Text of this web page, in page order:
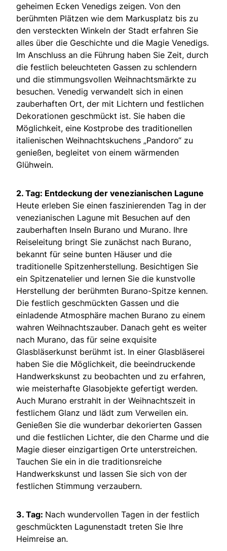
geheimen Ecken Venedigs zeigen. Von den
berühmten Plätzen wie dem Markusplatz bis zu
den versteckten Winkeln der Stadt erfahren Sie
alles über die Geschichte und die Magie Venedigs.
Im Anschluss an die Führung haben Sie Zeit, durch
die festlich beleuchteten Gassen zu schlendern
und die stimmungsvollen Weihnachtsmärkte zu
besuchen. Venedig verwandelt sich in einen
zauberhaften Ort, der mit Lichtern und festlichen
Dekorationen geschmückt ist. Sie haben die
Möglichkeit, eine Kostprobe des traditionellen
italienischen Weihnachtskuchens „Pandoro“ zu
genießen, begleitet von einem wärmenden
Glühwein.
2. Tag: Entdeckung der venezianischen Lagune
Heute erleben Sie einen faszinierenden Tag in der
venezianischen Lagune mit Besuchen auf den
zauberhaften Inseln Burano und Murano. Ihre
Reiseleitung bringt Sie zunächst nach Burano,
bekannt für seine bunten Häuser und die
traditionelle Spitzenherstellung. Besichtigen Sie
ein Spitzenatelier und lernen Sie die kunstvolle
Herstellung der berühmten Burano-Spitze kennen.
Die festlich geschmückten Gassen und die
einladende Atmosphäre machen Burano zu einem
wahren Weihnachtszauber. Danach geht es weiter
nach Murano, das für seine exquisite
Glasbläserkunst berühmt ist. In einer Glasbläserei
haben Sie die Möglichkeit, die beeindruckende
Handwerkskunst zu beobachten und zu erfahren,
wie meisterhafte Glasobjekte gefertigt werden.
Auch Murano erstrahlt in der Weihnachtszeit in
festlichem Glanz und lädt zum Verweilen ein.
Genießen Sie die wunderbar dekorierten Gassen
und die festlichen Lichter, die den Charme und die
Magie dieser einzigartigen Orte unterstreichen.
Tauchen Sie ein in die traditionsreiche
Handwerkskunst und lassen Sie sich von der
festlichen Stimmung verzaubern.
3. Tag: Nach wundervollen Tagen in der festlich
geschmückten Lagunenstadt treten Sie Ihre
Heimreise an.